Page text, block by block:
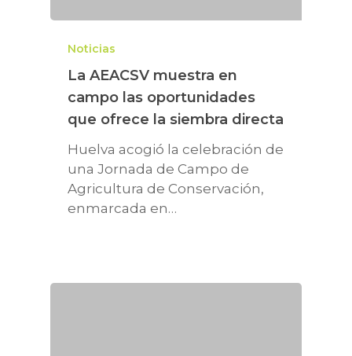
Noticias
La AEACSV muestra en
campo las oportunidades
que ofrece la siembra directa
Huelva acogió la celebración de
una Jornada de Campo de
Agricultura de Conservación,
enmarcada en…